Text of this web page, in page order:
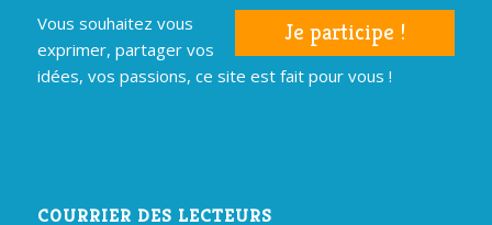
Je participe !
Vous souhaitez vous
exprimer, partager vos
idées, vos passions, ce site est fait pour vous !
COURRIER DES LECTEURS